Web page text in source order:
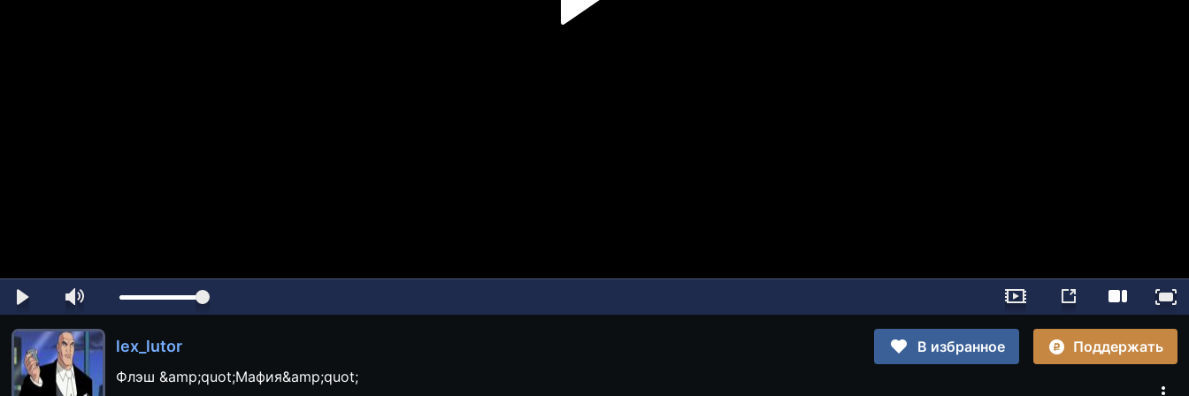
lex_lutor В избранное
Поддержать
Флэш &amp;quot;Мафия&amp;quot;